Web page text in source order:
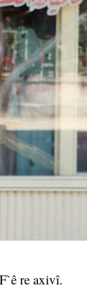
re axivî.